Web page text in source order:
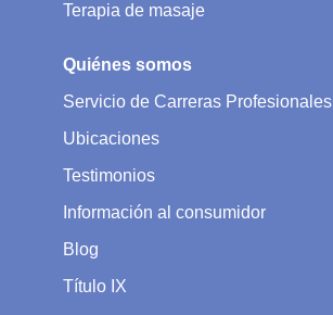
Terapia de masaje
Quiénes somos
Servicio de Carreras Profesionales
Ubicaciones
Testimonios
Información al consumidor
Blog
Título IX